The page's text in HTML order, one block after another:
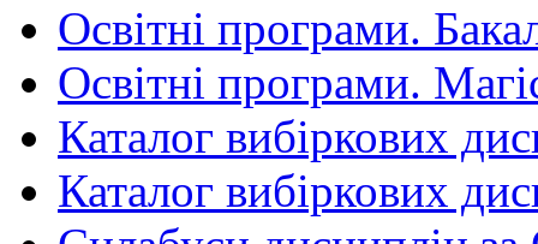
Освітні програми.
Освітні програми.
Каталог вибіркових
Каталог вибіркових